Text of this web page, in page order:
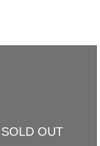
SOLD OUT